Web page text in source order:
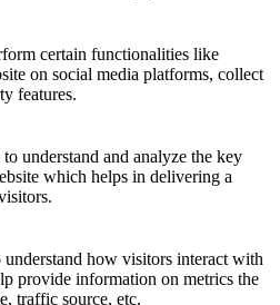
certain functionalities like
on social media platforms, collect
features.
understand and analyze the key
which helps in delivering a
how visitors interact with
provide information on metrics the
traffic source, etc.